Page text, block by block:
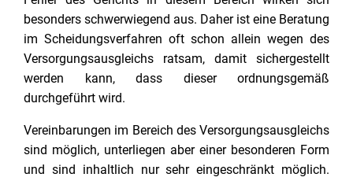
besonders schwerwiegend aus. Daher ist eine Beratung
im Scheidungsverfahren oft schon allein wegen des
Versorgungsausgleichs ratsam, damit sichergestellt
werden kann, dass dieser ordnungsgemäß
durchgeführt wird.
Vereinbarungen im Bereich des Versorgungsausgleichs
sind möglich, unterliegen aber einer besonderen Form
und sind inhaltlich nur sehr eingeschränkt möglich.